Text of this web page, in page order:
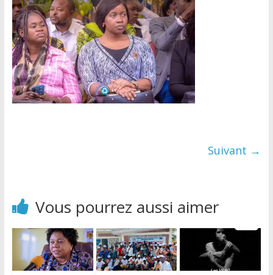
Suivant →
Vous pourrez aussi aimer